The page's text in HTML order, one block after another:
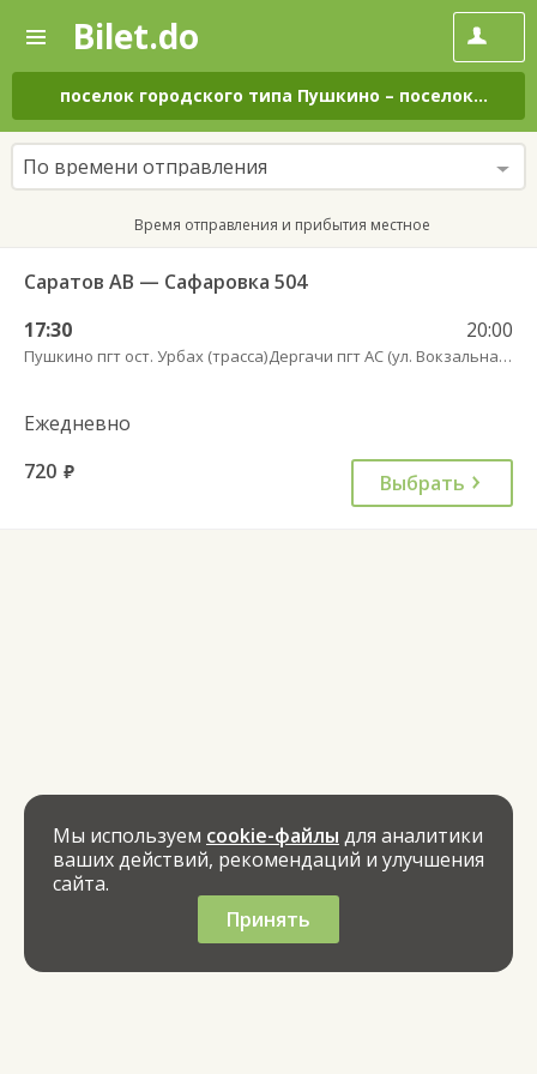
—
Поиск
и
покупка
билетов
на
автобус
онлайн
Bilet.do
поселок городского типа Пушкино – поселок городского типа Дергачи
По времени отправления
Время отправления и прибытия местное
Саратов АВ — Сафаровка 504
17:30
Пушкино пгт ост. Урбах (трасса)
20:00
Дергачи пгт АС (ул. Вокзальная, 5А)
Ежедневно
720 руб. Выбрать
Мы используем cookie-файлы для аналитики
ваших действий, рекомендаций и улучшения
сайта.
Принять